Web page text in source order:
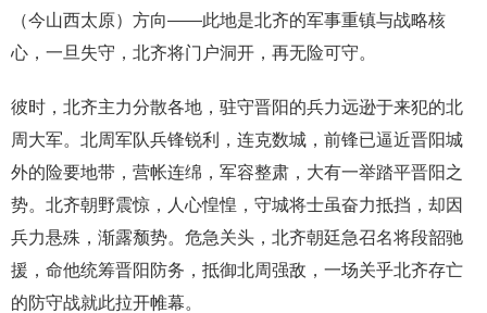
（今山西太原）方向——此地是北齐的军事重镇与战略核
心，一旦失守，北齐将门户洞开，再无险可守。
彼时，北齐主力分散各地，驻守晋阳的兵力远逊于来犯的北
周大军。北周军队兵锋锐利，连克数城，前锋已逼近晋阳城
外的险要地带，营帐连绵，军容整肃，大有一举踏平晋阳之
势。北齐朝野震惊，人心惶惶，守城将士虽奋力抵挡，却因
兵力悬殊，渐露颓势。危急关头，北齐朝廷急召名将段韶驰
援，命他统筹晋阳防务，抵御北周强敌，一场关乎北齐存亡
的防守战就此拉开帷幕。